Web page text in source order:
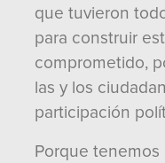
que tuvieron
para construir
comprometido,
las y los
participación
Porque